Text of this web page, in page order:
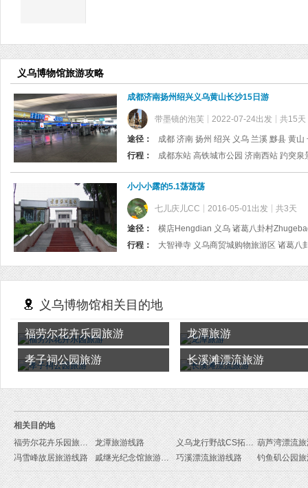
义乌博物馆旅游攻略
成都济南扬州绍兴义乌黄山长沙15日游
带墨镜的泡芙 2022-07-24出发 共15天
途径：
成都 济南 扬州 绍兴 义乌 兰溪 黟县 黄山
行程：
小小小露的5.1荡荡荡
七儿庆儿CC 2016-05-01出发 共3天
途径：
横店Hengdian 义乌 诸葛八卦村
行程：
大智禅寺 义乌商贸城购物旅游区 诸葛八
义乌博物馆相关目的地
福劳尔花卉乐园旅游 龙潭旅游
孝子祠公园旅游 长溪滩漂流旅游
相关目的地
福劳尔花卉乐园旅游线路
龙潭旅游线路 义乌龙行野战CS拓展训练基地旅游线路 葫芦湾漂流
冯雪峰故居旅游线路
戚继光纪念馆旅游线路 巧溪漂流旅游线路 钓鱼矶公园